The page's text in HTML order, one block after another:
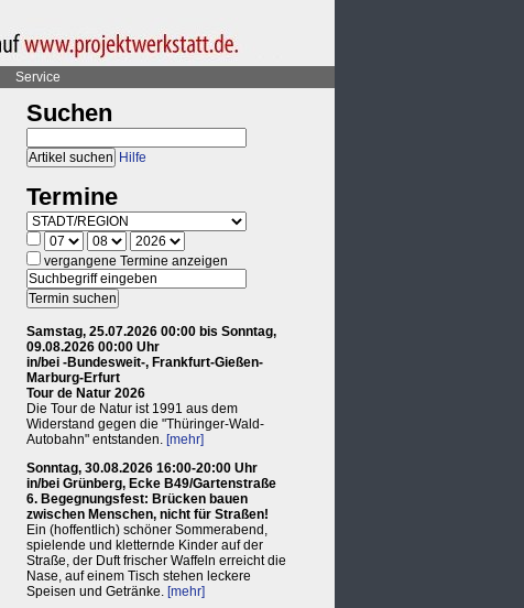
Service
Suchen
Hilfe
Termine
vergangene Termine anzeigen
Samstag, 25.07.2026 00:00 bis Sonntag,
09.08.2026 00:00 Uhr
in/bei -Bundesweit-, Frankfurt-Gießen-
Marburg-Erfurt
Tour de Natur 2026
Die Tour de Natur ist 1991 aus dem
Widerstand gegen die "Thüringer-Wald-
Autobahn" entstanden. [mehr]
Sonntag, 30.08.2026 16:00-20:00 Uhr
in/bei Grünberg, Ecke B49/Gartenstraße
6. Begegnungsfest: Brücken bauen
zwischen Menschen, nicht für Straßen!
Ein (hoffentlich) schöner Sommerabend,
spielende und kletternde Kinder auf der
Straße, der Duft frischer Waffeln erreicht die
Nase, auf einem Tisch stehen leckere
Speisen und Getränke. [mehr]